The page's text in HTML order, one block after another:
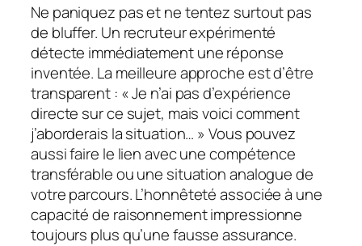
Ne paniquez pas et ne tentez surtout pas
de bluffer. Un recruteur expérimenté
détecte immédiatement une réponse
inventée. La meilleure approche est d’être
transparent : « Je n’ai pas d’expérience
directe sur ce sujet, mais voici comment
j’aborderais la situation… » Vous pouvez
aussi faire le lien avec une compétence
transférable ou une situation analogue de
votre parcours. L’honnêteté associée à une
capacité de raisonnement impressionne
toujours plus qu’une fausse assurance.